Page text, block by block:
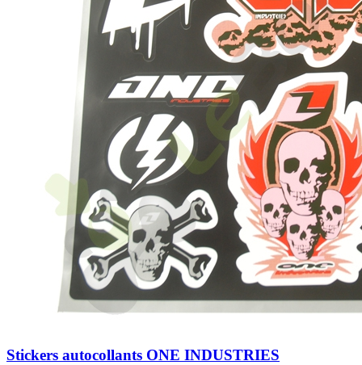
Stickers autocollants ONE INDUSTRIES